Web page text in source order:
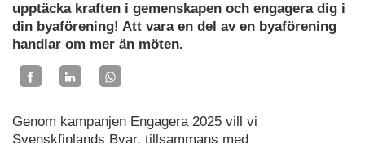
upptäcka kraften i gemenskapen och engagera dig i
din byaförening! Att vara en del av en byaförening
handlar om mer än möten.
Genom kampanjen Engagera 2025 vill vi
Svenskfinlands Byar, tillsammans med